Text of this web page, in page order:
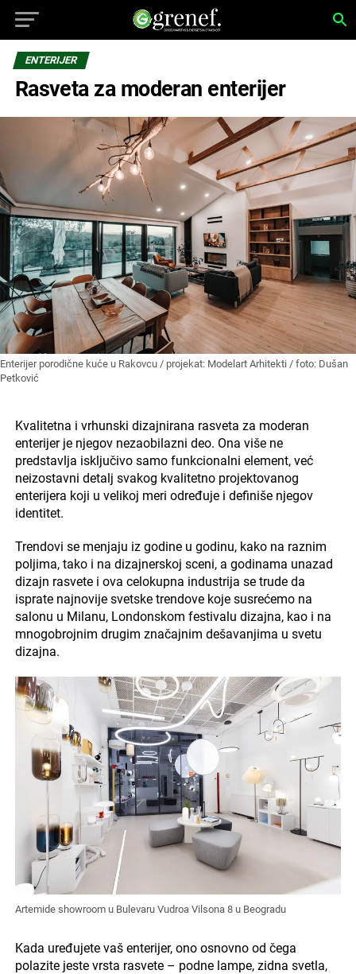
ENTERIJER
Rasveta za moderan enterijer
Enterijer porodične kuće u Rakovcu / projekat: Modelart Arhitekti / foto: Dušan
Petković
Kvalitetna i vrhunski dizajnirana rasveta za moderan
enterijer je njegov nezaobilazni deo. Ona više ne
predstavlja isključivo samo funkcionalni element, već
neizostavni detalj svakog kvalitetno projektovanog
enterijera koji u velikoj meri određuje i definiše njegov
identitet.
Trendovi se menjaju iz godine u godinu, kako na raznim
poljima, tako i na dizajnerskoj sceni, a godinama unazad
dizajn rasvete i ova celokupna industrija se trude da
isprate najnovije svetske trendove koje susrećemo na
salonu u Milanu, Londonskom festivalu dizajna, kao i na
mnogobrojnim drugim značajnim dešavanjima u svetu
dizajna.
Artemide showroom u Bulevaru Vudroa Vilsona 8 u Beogradu
Kada uređujete vaš enterijer, ono osnovno od čega
polazite jeste vrsta rasvete – podne lampe, zidna svetla,